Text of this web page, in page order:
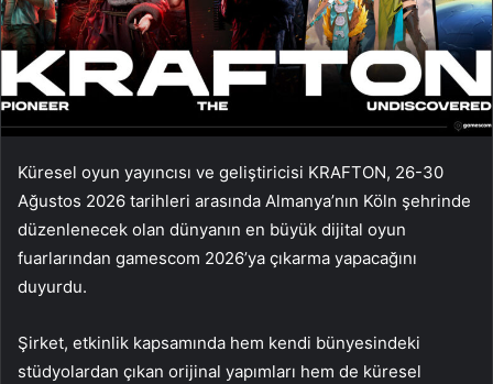
Küresel oyun yayıncısı ve geliştiricisi KRAFTON, 26-30
Ağustos 2026 tarihleri arasında Almanya’nın Köln şehrinde
düzenlenecek olan dünyanın en büyük dijital oyun
fuarlarından gamescom 2026’ya çıkarma yapacağını
duyurdu.
Şirket, etkinlik kapsamında hem kendi bünyesindeki
stüdyolardan çıkan orijinal yapımları hem de küresel